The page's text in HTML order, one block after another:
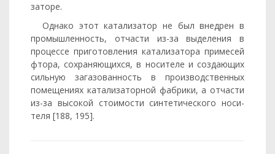
заторе.
Однако этот катализатор не был внедрен в
промышленность, отчасти из-за выделения в
процессе приготовления катализатора примесей
фтора, сохраняющихся, в носителе и создающих
сильную загазованность в производственных
помещениях катализаторной фабрики, а отчасти
из-за высокой стоимости синтетического носи­
теля [188, 195].